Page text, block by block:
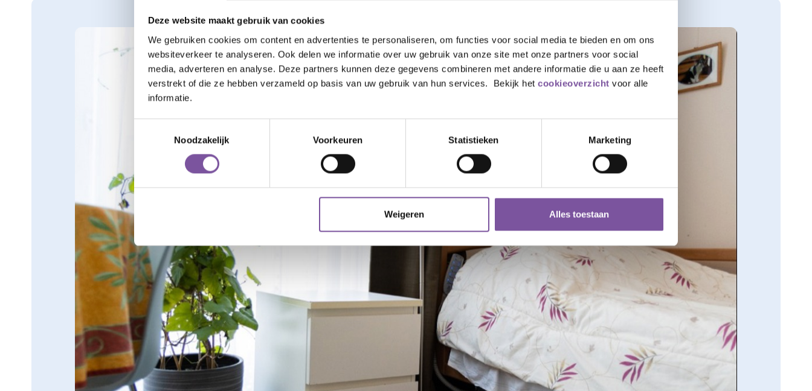
Deze website maakt gebruik van cookies
We gebruiken cookies om content en advertenties te personaliseren, om functies voor social media te bieden en om ons
websiteverkeer te analyseren. Ook delen we informatie over uw gebruik van onze site met onze partners voor social
media, adverteren en analyse. Deze partners kunnen deze gegevens combineren met andere informatie die u aan ze heeft
verstrekt of die ze hebben verzameld op basis van uw gebruik van hun services. Bekijk het cookieoverzicht voor alle
informatie.
Noodzakelijk
Voorkeuren Statistieken Marketing
Weigeren Alles toestaan